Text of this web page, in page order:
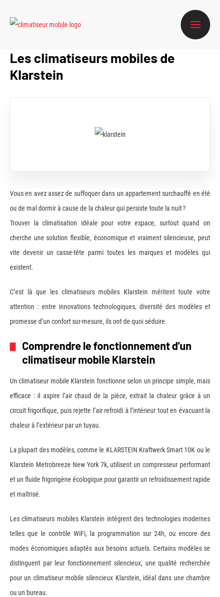
Les climatiseurs mobiles de
Klarstein
Vous en avez assez de suffoquer dans un appartement surchauffé en été
ou de mal dormir à cause de la chaleur qui persiste toute la nuit ?
Trouver la climatisation idéale pour votre espace, surtout quand on
cherche une solution flexible, économique et vraiment silencieuse, peut
vite devenir un casse-tête parmi toutes les marques et modèles qui
existent.
C’est là que les climatiseurs mobiles Klarstein méritent toute votre
attention : entre innovations technologiques, diversité des modèles et
promesse d’un confort sur-mesure, ils ont de quoi séduire.
Comprendre le fonctionnement d’un
climatiseur mobile Klarstein
Un climatiseur mobile Klarstein fonctionne selon un principe simple, mais
efficace : il aspire l’air chaud de la pièce, extrait la chaleur grâce à un
circuit frigorifique, puis rejette l’air refroidi à l’intérieur tout en évacuant la
chaleur à l’extérieur par un tuyau.
La plupart des modèles, comme le KLARSTEIN Kraftwerk Smart 10K ou le
Klarstein Metrobreeze New York 7k, utilisent un compresseur performant
et un fluide frigorigène écologique pour garantir un refroidissement rapide
et maîtrisé.
Les climatiseurs mobiles Klarstein intègrent des technologies modernes
telles que le contrôle WiFi, la programmation sur 24h, ou encore des
modes économiques adaptés aux besoins actuels. Certains modèles se
distinguent par leur fonctionnement silencieux, une qualité recherchée
pour un climatiseur mobile silencieux Klarstein, idéal dans une chambre
ou un bureau.